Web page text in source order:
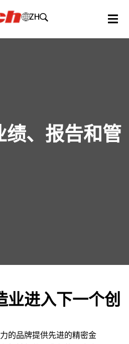
ZH
绩、报告和管
业进入下一个创
的品牌提供先进的精密金